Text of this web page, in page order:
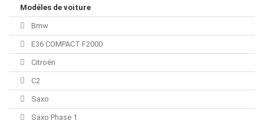
Modéles de voiture
Bmw
E36 COMPACT F2000
Citroën
C2
Saxo
Saxo Phase 1